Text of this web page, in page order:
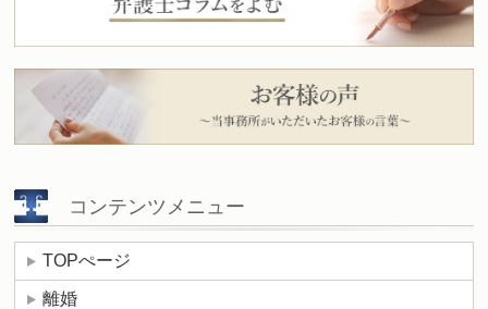
コンテンツメニュー
TOPぺージ
離婚